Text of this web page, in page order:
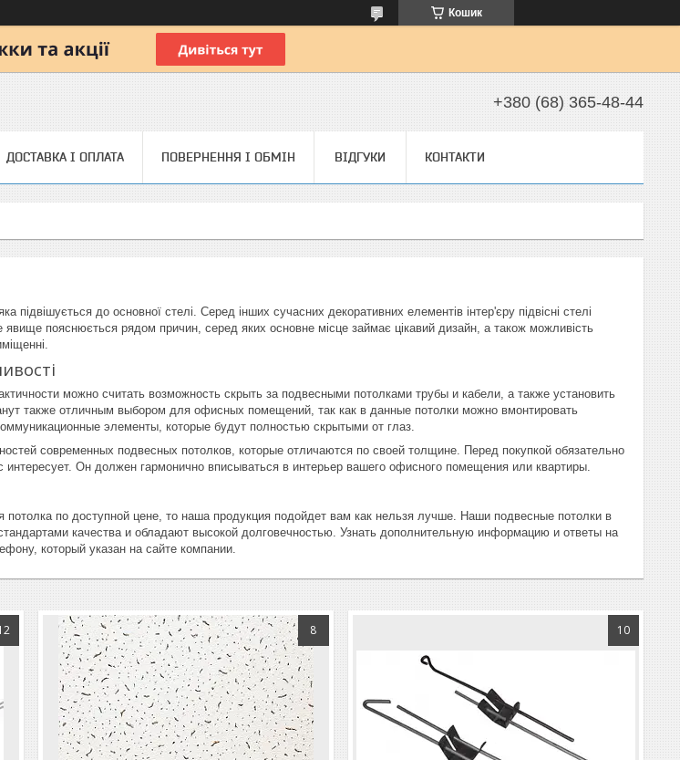
Кошик
+380 (68) 365-48-44
ДОСТАВКА І ОПЛАТА ПОВЕРНЕННЯ І ОБМІН ВІДГУКИ КОНТАКТИ
підвішується до основної стелі. Серед інших сучасних декоративних елементів інтер'єру підвісні стелі
пояснюється рядом причин, серед яких основне місце займає цікавий дизайн, а також можливість
можно считать возможность скрыть за подвесными потолками трубы и кабели, а также установить
также отличным выбором для офисных помещений, так как в данные потолки можно вмонтировать
элементы, которые будут полностью скрытыми от глаз.
современных подвесных потолков, которые отличаются по своей толщине. Перед покупкой обязательно
Он должен гармонично вписываться в интерьер вашего офисного помещения или квартиры.
по доступной цене, то наша продукция подойдет вам как нельзя лучше. Наши подвесные потолки в
качества и обладают высокой долговечностью. Узнать дополнительную информацию и ответы на
который указан на сайте компании.
8 10